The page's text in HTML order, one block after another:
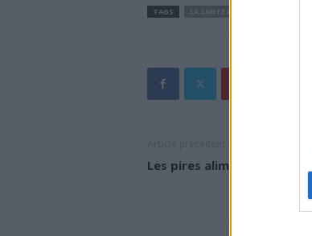
TAGS
Les pires aliments pour vos